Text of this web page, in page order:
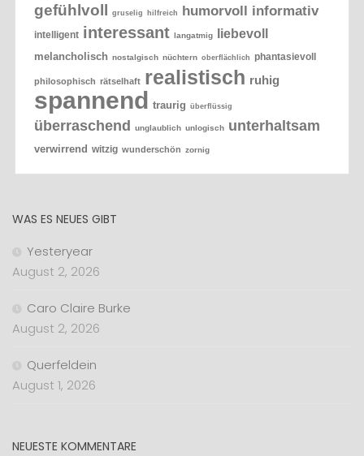
gefühlvoll gruselig hilfreich humorvoll informativ
intelligent interessant langatmig liebevoll
melancholisch nostalgisch nüchtern oberflächlich phantasievoll
philosophisch rätselhaft realistisch ruhig
spannend traurig überflüssig
überraschend unglaublich unlogisch unterhaltsam
verwirrend witzig wunderschön zornig
WAS ES NEUES GIBT
Yesteryear
August 2, 2026
Caro Claire Burke
August 2, 2026
Querfeldein
August 1, 2026
NEUESTE KOMMENTARE